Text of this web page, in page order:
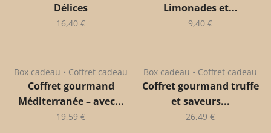
Délices
16,40 €
Limonades et...
9,40 €
Box cadeau • Coffret cadeau
Coffret gourmand
Méditerranée – avec...
19,59 €
Box cadeau • Coffret cadeau
Coffret gourmand truffe
et saveurs...
26,49 €